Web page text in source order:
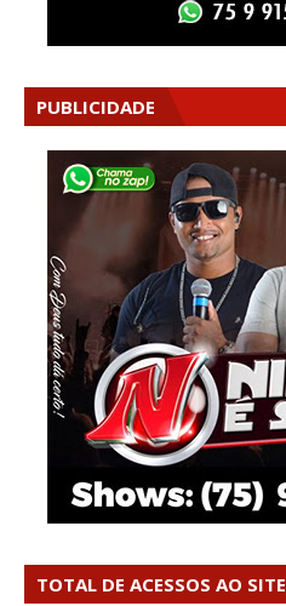
PUBLICIDADE
TOTAL DE ACESSOS AO SITE